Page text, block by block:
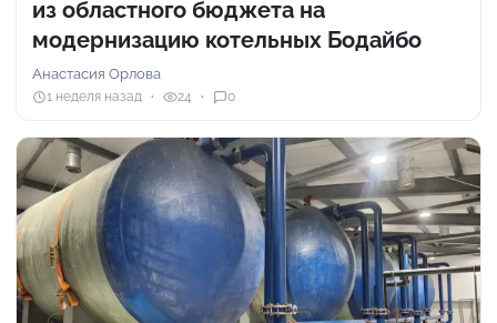
из областного бюджета на
модернизацию котельных Бодайбо
Анастасия Орлова
1 неделя назад 24 0